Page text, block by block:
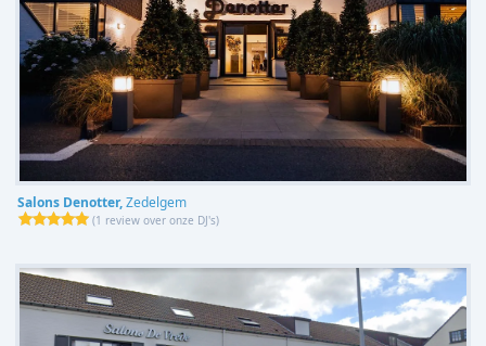
Salons Denotter,Zedelgem
(1 review over onze DJ's)